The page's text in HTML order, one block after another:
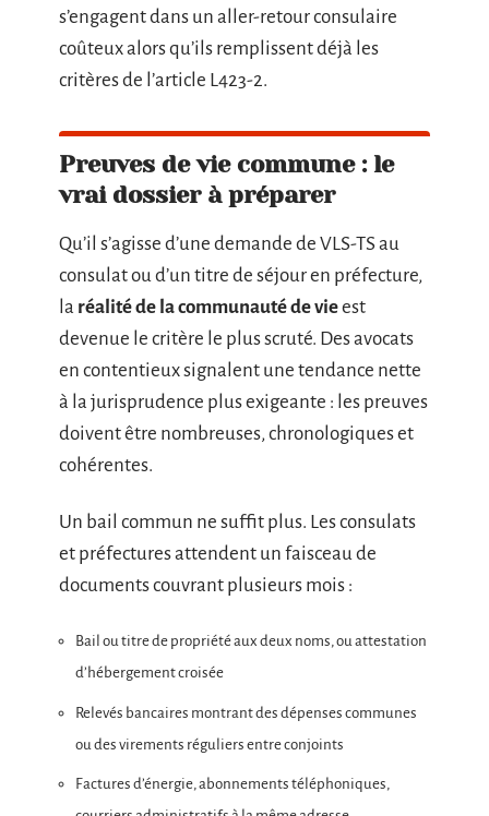
s’engagent dans un aller-retour consulaire
coûteux alors qu’ils remplissent déjà les
critères de l’article L423-2.
Preuves de vie commune : le
vrai dossier à préparer
Qu’il s’agisse d’une demande de VLS-TS au
consulat ou d’un titre de séjour en préfecture,
la réalité de la communauté de vieest
devenue le critère le plus scruté. Des avocats
en contentieux signalent une tendance nette
à la jurisprudence plus exigeante : les preuves
doivent être nombreuses, chronologiques et
cohérentes.
Un bail commun ne suffit plus. Les consulats
et préfectures attendent un faisceau de
documents couvrant plusieurs mois :
Bail ou titre de propriété aux deux noms, ou attestation
d’hébergement croisée
Relevés bancaires montrant des dépenses communes
ou des virements réguliers entre conjoints
Factures d’énergie, abonnements téléphoniques,